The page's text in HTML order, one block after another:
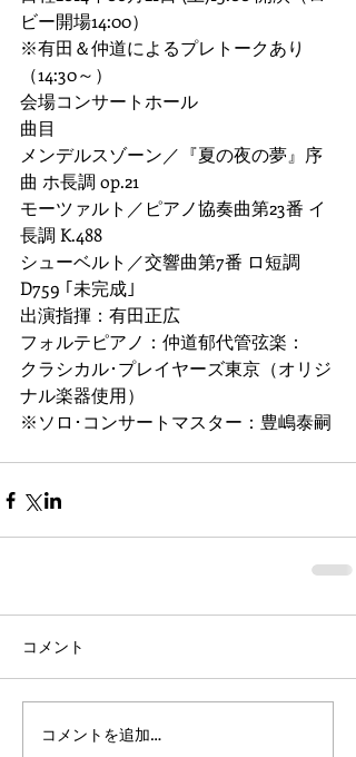
ビー開場14:00）
※有田＆仲道によるプレトークあり
（14:30～）
会場コンサートホール
曲目
メンデルスゾーン／『夏の夜の夢』序
曲 ホ長調 op.21
モーツァルト／ピアノ協奏曲第23番 イ
長調 K.488
シューベルト／交響曲第7番 ロ短調
D759 ｢未完成｣
出演指揮：有田正広
フォルテピアノ：仲道郁代管弦楽：
クラシカル･プレイヤーズ東京（オリジ
ナル楽器使用）
※ソロ･コンサートマスター：豊嶋泰嗣
コメント
コメントを追加…